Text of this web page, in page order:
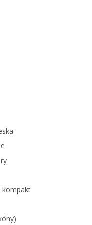
kompakt